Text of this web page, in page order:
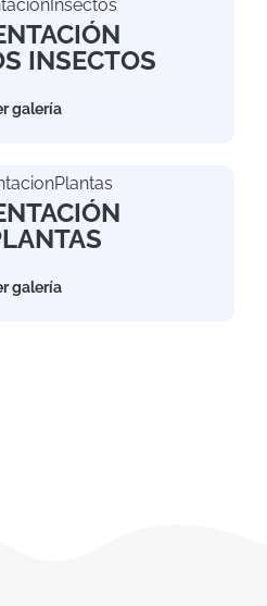
INSECTOS
galería
galería